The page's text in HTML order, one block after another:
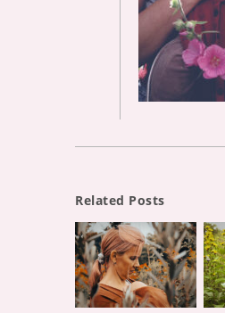
Related Posts